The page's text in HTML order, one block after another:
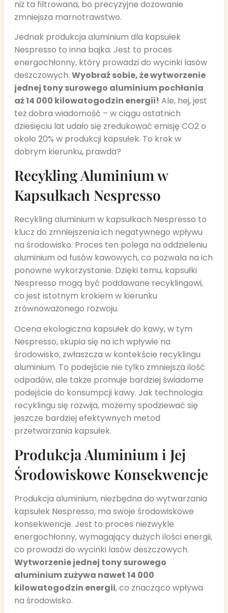
niż ta filtrowana, bo precyzyjne dozowanie
zmniejsza marnotrawstwo.
Jednak produkcja aluminium dla kapsułek
Nespresso to inna bajka. Jest to proces
energochłonny, który prowadzi do wycinki lasów
deszczowych. Wyobraź sobie, że wytworzenie
jednej tony surowego aluminium pochłania
aż 14 000 kilowatogodzin energii! Ale, hej, jest
też dobra wiadomość – w ciągu ostatnich
dziesięciu lat udało się zredukować emisję CO2 o
około 20% w produkcji kapsułek. To krok w
dobrym kierunku, prawda?
Recykling Aluminium w
Kapsułkach Nespresso
Recykling aluminium w kapsułkach Nespresso to
klucz do zmniejszenia ich negatywnego wpływu
na środowisko. Proces ten polega na oddzieleniu
aluminium od fusów kawowych, co pozwala na ich
ponowne wykorzystanie. Dzięki temu, kapsułki
Nespresso mogą być poddawane recyklingowi,
co jest istotnym krokiem w kierunku
zrównoważonego rozwoju.
Ocena ekologiczna kapsułek do kawy, w tym
Nespresso, skupia się na ich wpływie na
środowisko, zwłaszcza w kontekście recyklingu
aluminium. To podejście nie tylko zmniejsza ilość
odpadów, ale także promuje bardziej świadome
podejście do konsumpcji kawy. Jak technologia
recyklingu się rozwija, możemy spodziewać się
jeszcze bardziej efektywnych metod
przetwarzania kapsułek.
Produkcja Aluminium i Jej
Środowiskowe Konsekwencje
Produkcja aluminium, niezbędna do wytwarzania
kapsułek Nespresso, ma swoje środowiskowe
konsekwencje. Jest to proces niezwykle
energochłonny, wymagający dużych ilości energii,
co prowadzi do wycinki lasów deszczowych.
Wytworzenie jednej tony surowego
aluminium zużywa nawet 14 000
kilowatogodzin energii, co znacząco wpływa
na środowisko.